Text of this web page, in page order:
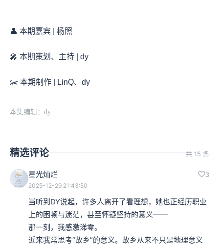
👤 本期嘉宾 | 杨照
🎤 本期策划、主持 | dy
✂️ 本期制作 | LinQ、dy
本集编辑：dy
精选评论 共 15 条
星光灿烂 3
2025-12-29 21:43:50
当听到DY说起，许多人离开了看理想，她也正经历职业
上的困顿与迷茫，甚至怀疑坚持的意义——
那一刻，我感激涕零。
近来我常思考“故乡”的意义。故乡从来不只是地理意义